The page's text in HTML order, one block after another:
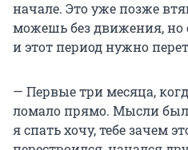
начале. Это уже позже
можешь без движения, но
и этот период нужно
— Первые три месяца,
ломало прямо. Мысли
я спать хочу, тебе зачем